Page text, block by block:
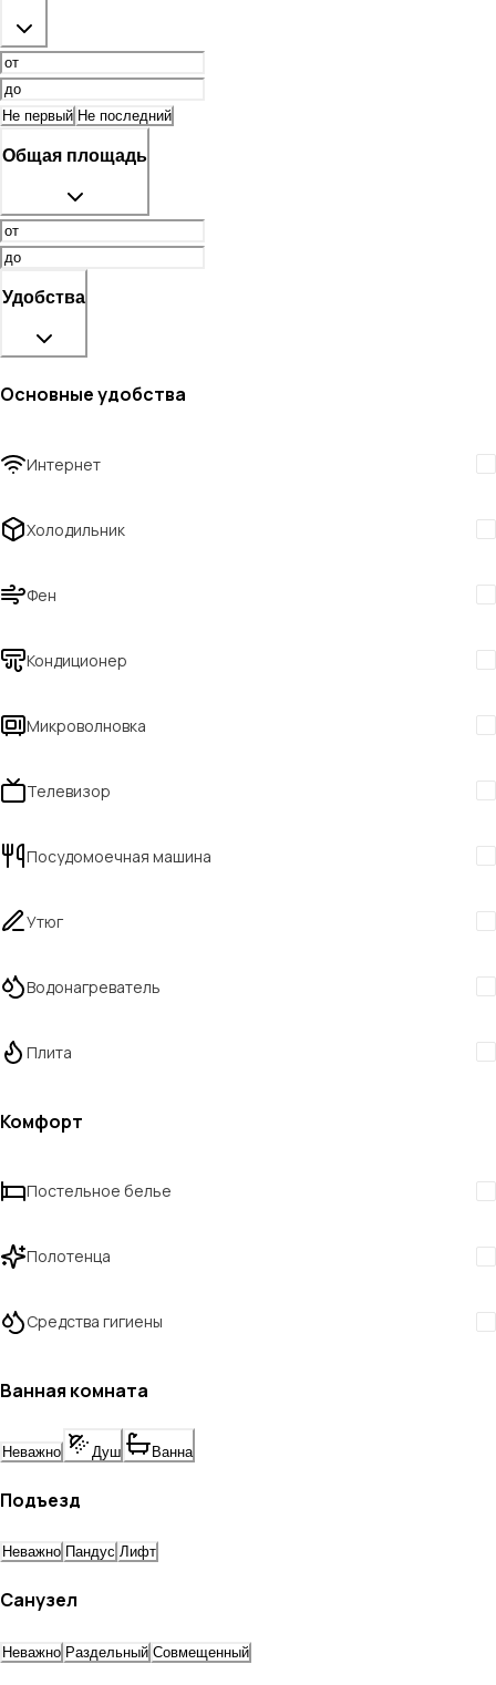
Не первый Не последний
Общая площадь
Удобства
Основные удобства
Интернет
Холодильник
Фен
Кондиционер
Микроволновка
Телевизор
Посудомоечная машина
Утюг
Водонагреватель
Плита
Комфорт
Постельное белье
Полотенца
Средства гигиены
Ванная комната
Неважно Душ Ванна
Подъезд
Неважно Пандус Лифт
Санузел
Неважно Раздельный Совмещенный